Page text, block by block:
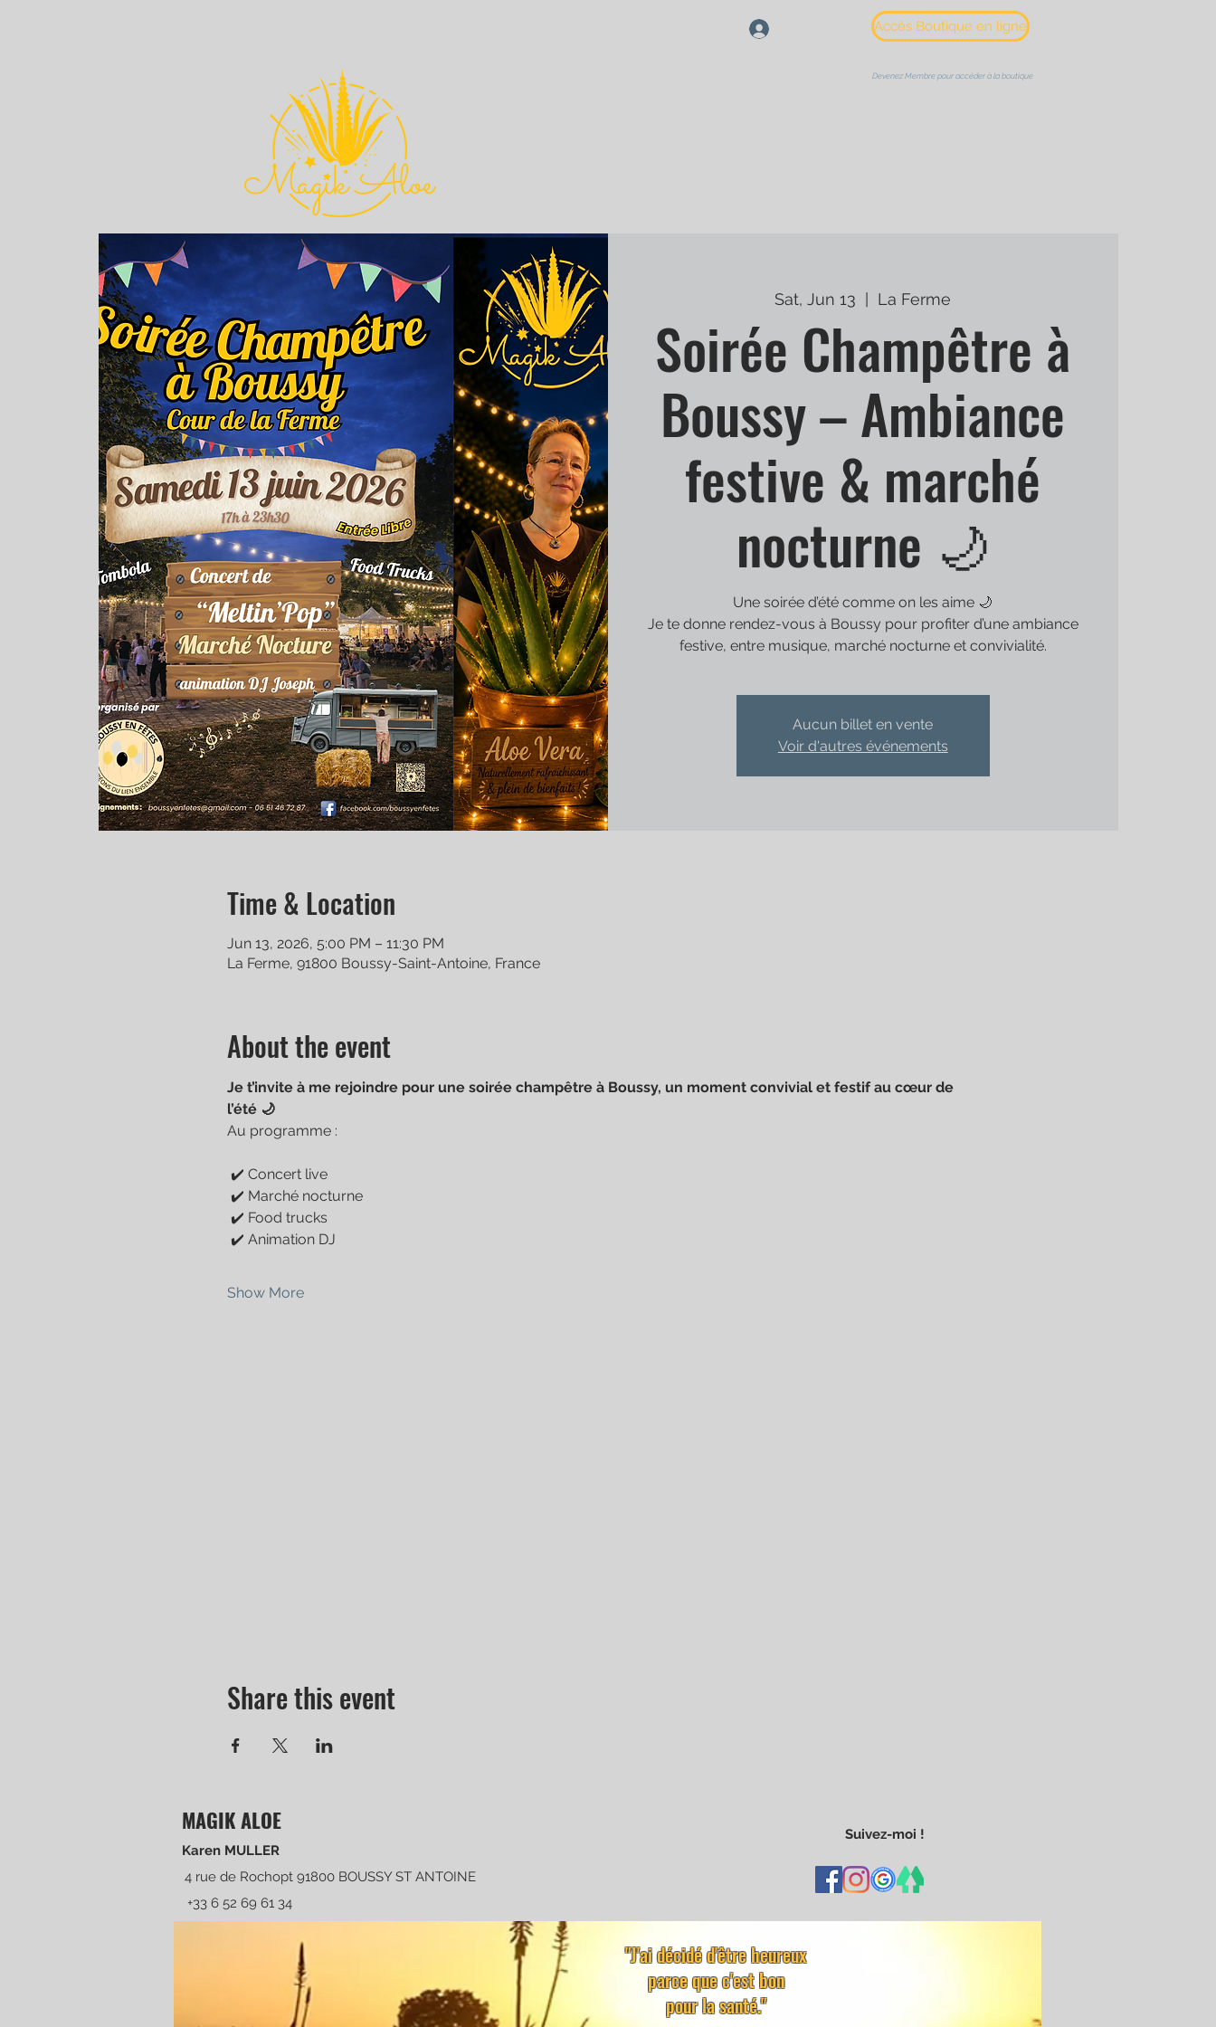
Accès Boutique en ligne
Devenez Membre pour accéder à la boutique
Sat, Jun 13 La Ferme
Soirée Champêtre à
Boussy – Ambiance
festive & marché
nocturne 🌙
Une soirée d’été comme on les aime 🌙
Je te donne rendez-vous à Boussy pour profiter d’une ambiance
festive, entre musique, marché nocturne et convivialité.
Aucun billet en vente
Voir d'autres événements
Time & Location
Jun 13, 2026, 5:00 PM – 11:30 PM
La Ferme, 91800 Boussy-Saint-Antoine, France
About the event
Je t’invite à me rejoindre pour une soirée champêtre à Boussy, un moment convivial et festif au cœur de
l’été 🌙
Au programme :
✔️ Concert live
✔️ Marché nocturne
✔️ Food trucks
✔️ Animation DJ
Show More
Share this event
MAGIK ALOE
Karen MULLER
4 rue de Rochopt 91800 BOUSSY ST ANTOINE
+33 6 52 69 61 34
Suivez-moi !
"J'ai décidé d'être heureux
parce que c'est bon
pour la santé."